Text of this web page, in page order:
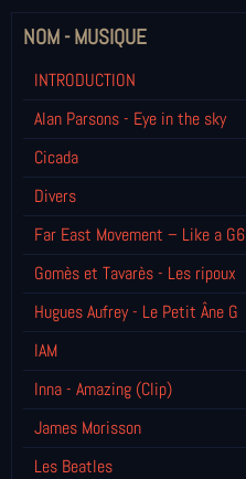
NOM - MUSIQUE
INTRODUCTION
Alan Parsons - Eye in the sky
Cicada
Divers
Far East Movement – Like a G6
Gomès et Tavarès - Les ripoux
Hugues Aufrey - Le Petit Âne G
IAM
Inna - Amazing (Clip)
James Morisson
Les Beatles